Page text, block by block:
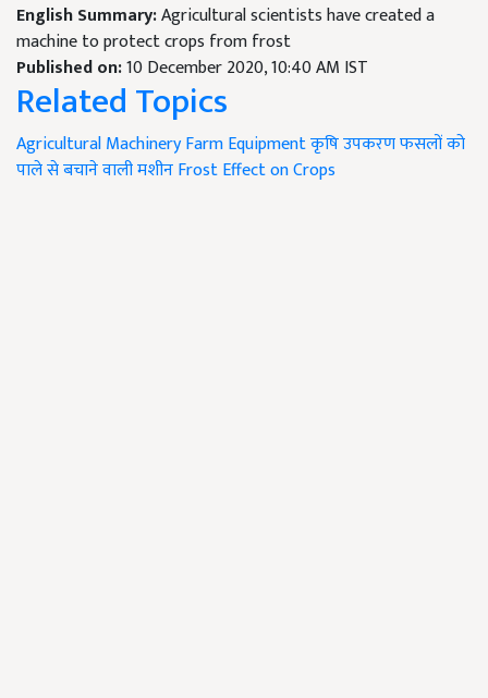
English Summary:Agricultural scientists have created a
machine to protect crops from frost
Published on:10 December 2020, 10:40 AM IST
Related Topics
Agricultural MachineryFarm Equipmentकृषि उपकरणफसलों को
पाले से बचाने वाली मशीनFrost Effect on Crops